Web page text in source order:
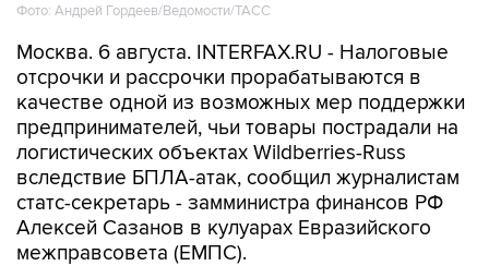
Фото: Андрей Гордеев/Ведомости/ТАСС
Москва. 6 августа. INTERFAX.RU - Налоговые
отсрочки и рассрочки прорабатываются в
качестве одной из возможных мер поддержки
предпринимателей, чьи товары пострадали на
логистических объектах Wildberries-Russ
вследствие БПЛА-атак, сообщил журналистам
статс-секретарь - замминистра финансов РФ
Алексей Сазанов в кулуарах Евразийского
межправсовета (ЕМПС).